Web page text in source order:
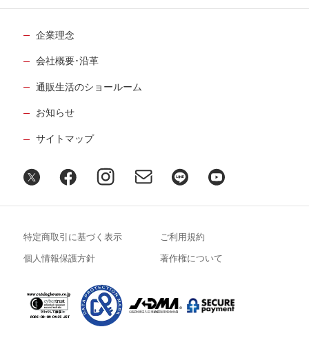
企業理念
会社概要･沿革
通販生活のショールーム
お知らせ
サイトマップ
特定商取引に基づく表示 ご利用規約
個人情報保護方針 著作権について